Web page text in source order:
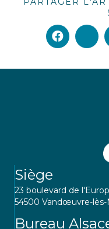
Siège
23 boulevard de
54500 Vandœuvre-lès-
Bureau